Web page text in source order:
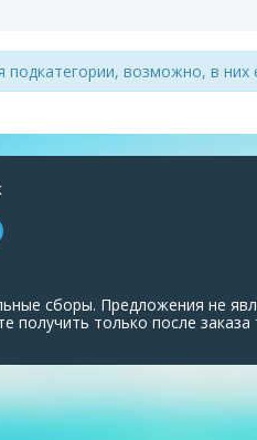
возможно, в них
сборы. Предложения не
только после